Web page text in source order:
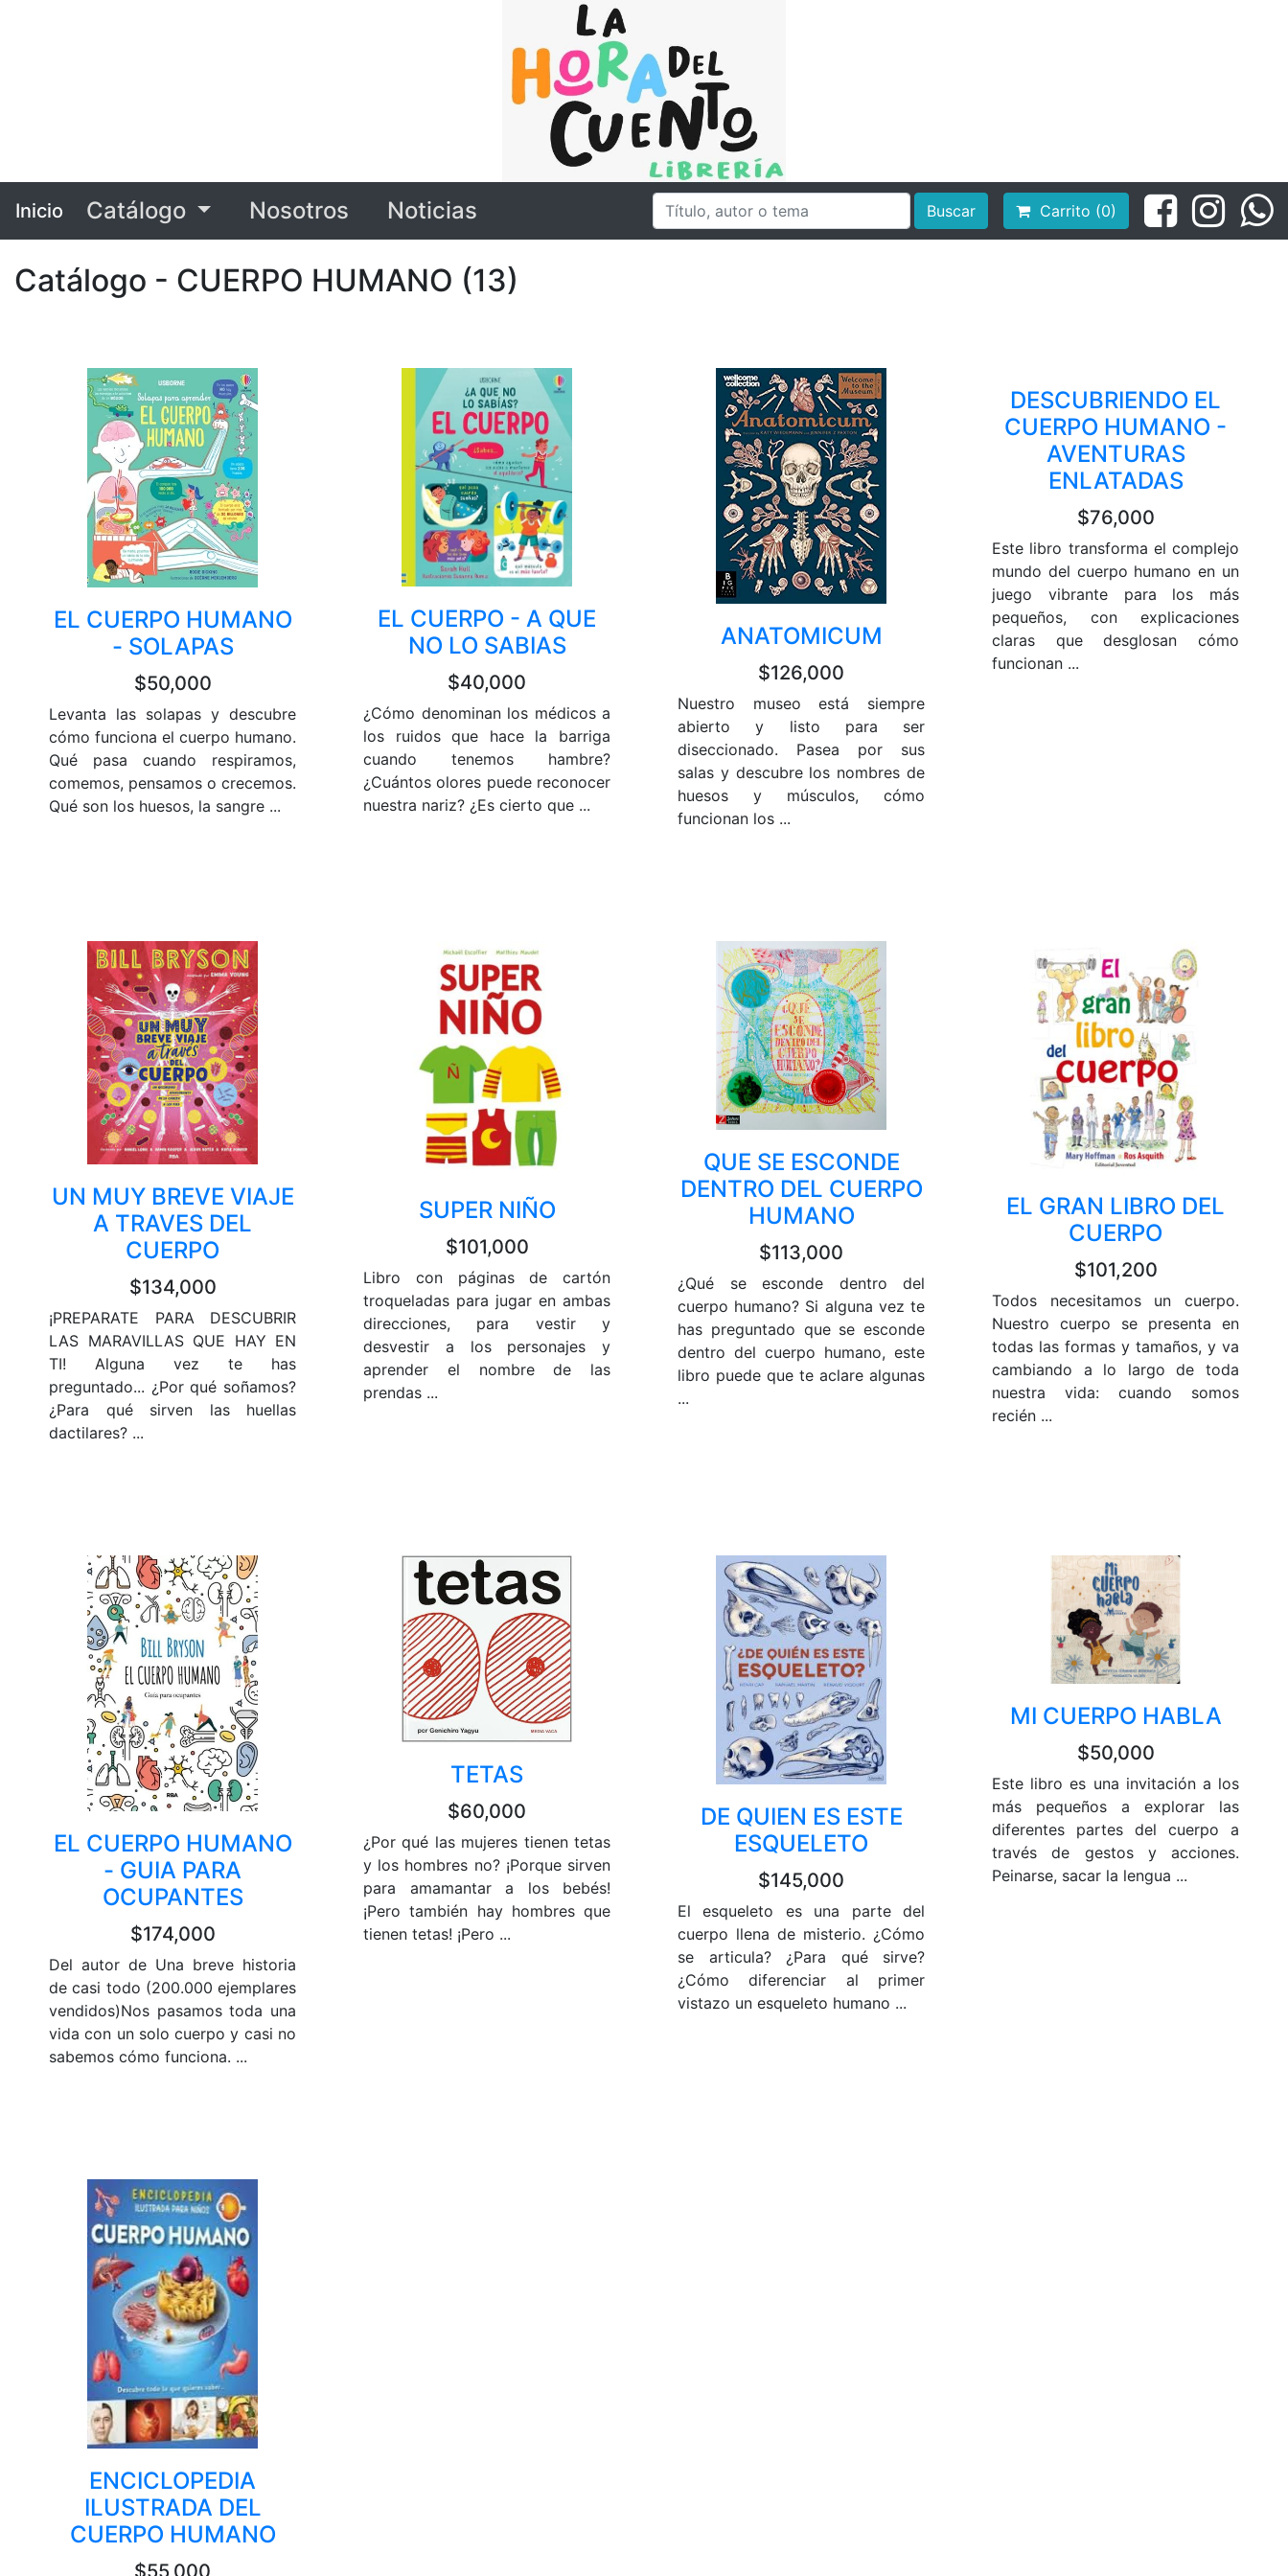
Inicio Catálogo Nosotros Noticias Buscar Carrito (0)
Catálogo - CUERPO HUMANO (13)
EL CUERPO HUMANO
- SOLAPAS
$50,000
Levanta las solapas y descubre
cómo funciona el cuerpo humano.
Qué pasa cuando respiramos,
comemos, pensamos o crecemos.
Qué son los huesos, la sangre ...
EL CUERPO - A QUE
NO LO SABIAS
$40,000
¿Cómo denominan los médicos a
los ruidos que hace la barriga
cuando tenemos hambre?
¿Cuántos olores puede reconocer
nuestra nariz? ¿Es cierto que ...
ANATOMICUM
$126,000
Nuestro museo está siempre
abierto y listo para ser
diseccionado. Pasea por sus
salas y descubre los nombres de
huesos y músculos, cómo
funcionan los ...
DESCUBRIENDO EL
CUERPO HUMANO -
AVENTURAS
ENLATADAS
$76,000
Este libro transforma el complejo
mundo del cuerpo humano en un
juego vibrante para los más
pequeños, con explicaciones
claras que desglosan cómo
funcionan ...
UN MUY BREVE VIAJE
A TRAVES DEL
CUERPO
$134,000
¡PREPARATE PARA DESCUBRIR
LAS MARAVILLAS QUE HAY EN
TI! Alguna vez te has
preguntado... ¿Por qué soñamos?
¿Para qué sirven las huellas
dactilares? ...
SUPER NIÑO
$101,000
Libro con páginas de cartón
troqueladas para jugar en ambas
direcciones, para vestir y
desvestir a los personajes y
aprender el nombre de las
prendas ...
QUE SE ESCONDE
DENTRO DEL CUERPO
HUMANO
$113,000
¿Qué se esconde dentro del
cuerpo humano? Si alguna vez te
has preguntado que se esconde
dentro del cuerpo humano, este
libro puede que te aclare algunas
...
EL GRAN LIBRO DEL
CUERPO
$101,200
Todos necesitamos un cuerpo.
Nuestro cuerpo se presenta en
todas las formas y tamaños, y va
cambiando a lo largo de toda
nuestra vida: cuando somos
recién ...
EL CUERPO HUMANO
- GUIA PARA
OCUPANTES
$174,000
Del autor de Una breve historia
de casi todo (200.000 ejemplares
vendidos)Nos pasamos toda una
vida con un solo cuerpo y casi no
sabemos cómo funciona. ...
TETAS
$60,000
¿Por qué las mujeres tienen tetas
y los hombres no? ¡Porque sirven
para amamantar a los bebés!
¡Pero también hay hombres que
tienen tetas! ¡Pero ...
DE QUIEN ES ESTE
ESQUELETO
$145,000
El esqueleto es una parte del
cuerpo llena de misterio. ¿Cómo
se articula? ¿Para qué sirve?
¿Cómo diferenciar al primer
vistazo un esqueleto humano ...
MI CUERPO HABLA
$50,000
Este libro es una invitación a los
más pequeños a explorar las
diferentes partes del cuerpo a
través de gestos y acciones.
Peinarse, sacar la lengua ...
ENCICLOPEDIA
ILUSTRADA DEL
CUERPO HUMANO
$55,000